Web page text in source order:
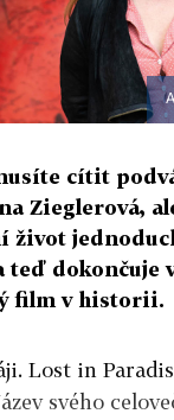
cítit
Zieglerová,
život
teď dokončuje
film v historii.
Lost in
svého